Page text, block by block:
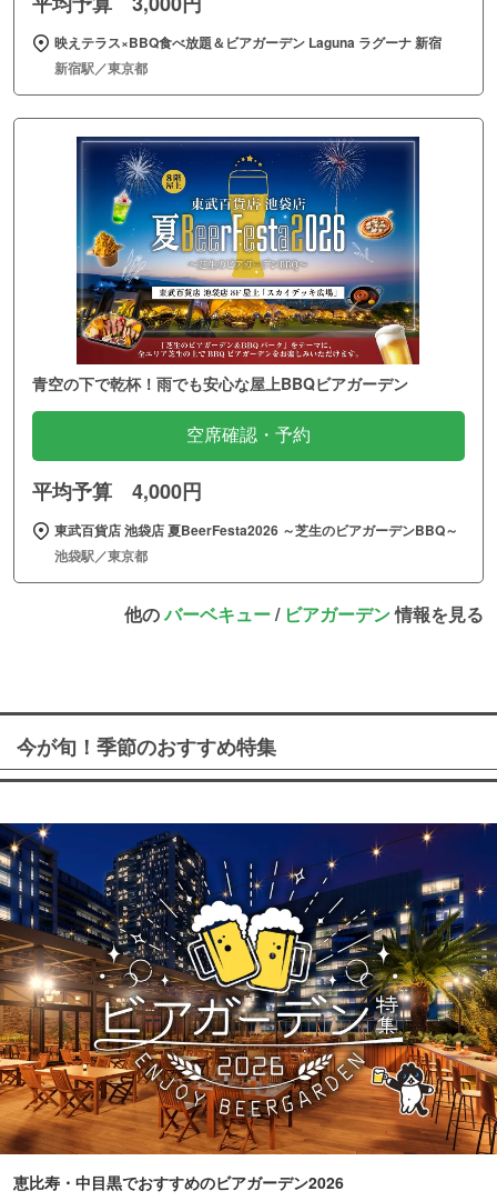
映えテラス×BBQ食べ放題＆ビアガーデン Laguna ラグーナ 新宿
新宿駅／東京都
青空の下で乾杯！雨でも安心な屋上BBQビアガーデン
空席確認・予約
平均予算 4,000円
東武百貨店 池袋店 夏BeerFesta2026 ～芝生のビアガーデンBBQ～
池袋駅／東京都
他のバーベキュー/ ビアガーデン情報を見る
今が旬！季節のおすすめ特集
恵比寿・中目黒でおすすめのビアガーデン2026